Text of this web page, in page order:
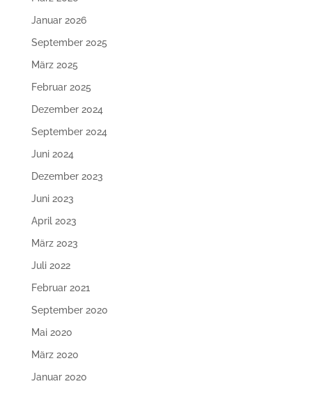
Januar 2026
September 2025
März 2025
Februar 2025
Dezember 2024
September 2024
Juni 2024
Dezember 2023
Juni 2023
April 2023
März 2023
Juli 2022
Februar 2021
September 2020
Mai 2020
März 2020
Januar 2020